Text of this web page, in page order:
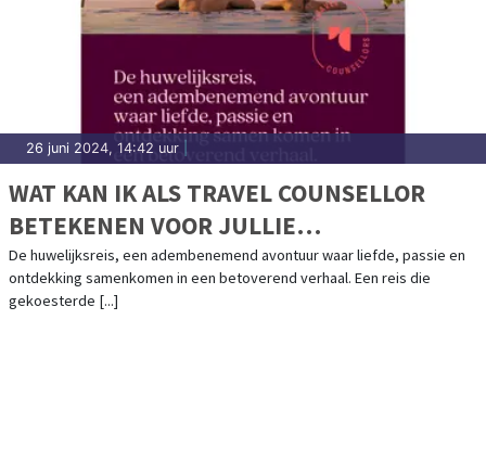
26 juni 2024, 14:42 uur
WAT KAN IK ALS TRAVEL COUNSELLOR
BETEKENEN VOOR JULLIE
HUWELIJKSREIS?
De huwelijksreis, een adembenemend avontuur waar liefde, passie en
ontdekking samenkomen in een betoverend verhaal. Een reis die
gekoesterde [...]